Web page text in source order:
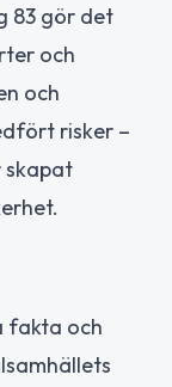
83 gör det
och
och
risker –
skapat
fakta och